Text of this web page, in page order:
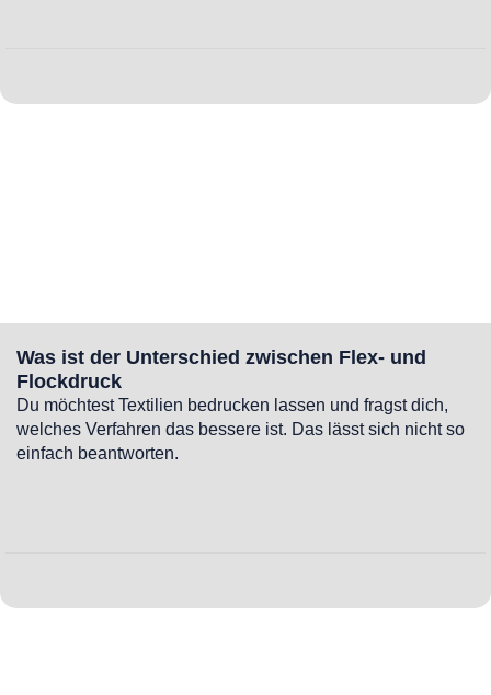
Was ist der Unterschied zwischen Flex- und
Flockdruck
Du möchtest Textilien bedrucken lassen und fragst dich,
welches Verfahren das bessere ist. Das lässt sich nicht so
einfach beantworten.